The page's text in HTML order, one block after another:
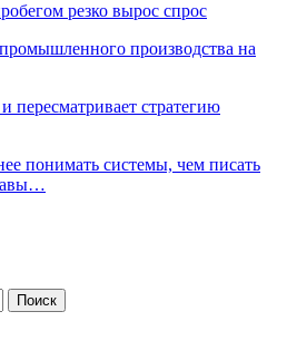
резко вырос спрос
производства на
пересматривает стратегию
понимать системы, чем писать